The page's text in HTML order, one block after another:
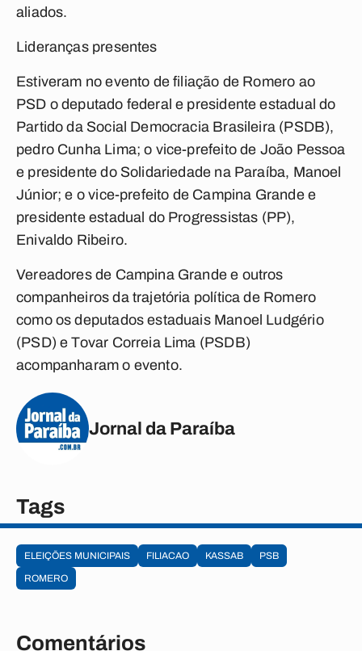
aliados.
Lideranças presentes
Estiveram no evento de filiação de Romero ao
PSD o deputado federal e presidente estadual do
Partido da Social Democracia Brasileira (PSDB),
pedro Cunha Lima; o vice-prefeito de João Pessoa
e presidente do Solidariedade na Paraíba, Manoel
Júnior; e o vice-prefeito de Campina Grande e
presidente estadual do Progressistas (PP),
Enivaldo Ribeiro.
Vereadores de Campina Grande e outros
companheiros da trajetória política de Romero
como os deputados estaduais Manoel Ludgério
(PSD) e Tovar Correia Lima (PSDB)
acompanharam o evento.
Jornal da Paraíba
Tags
ELEIÇÕES MUNICIPAIS FILIACAO KASSAB
PSB
ROMERO
Comentários